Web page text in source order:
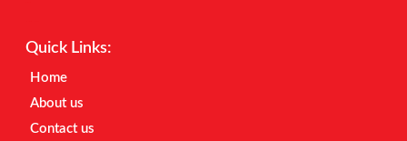
Quick Links:
Home
About us
Contact us